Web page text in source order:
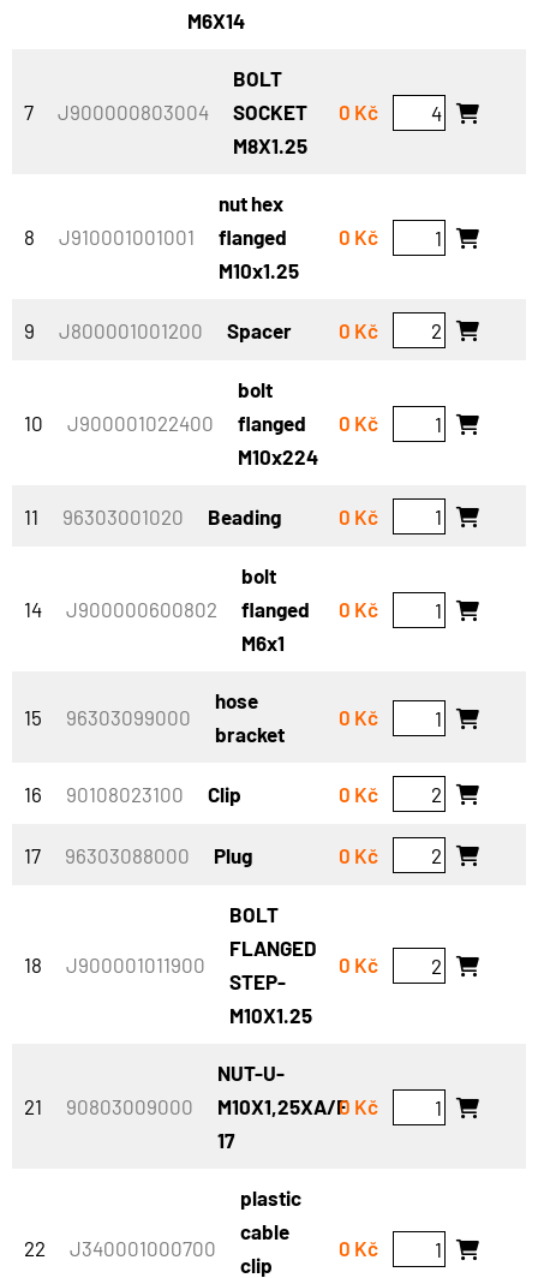
M6X14
7 J900000803004
BOLT
SOCKET
M8X1.25
0 Kč
8 J910001001001
nut hex
flanged
M10x1.25
0 Kč
9 J800001001200 Spacer 0 Kč
10 J900001022400
bolt
flanged
M10x224
0 Kč
11 96303001020 Beading 0 Kč
14 J900000600802
bolt
flanged
M6x1
0 Kč
15 96303099000
hose
bracket
0 Kč
16 90108023100 Clip 0 Kč
17 96303088000 Plug 0 Kč
18 J900001011900
BOLT
FLANGED
STEP-
M10X1.25
0 Kč
21 90803009000
NUT-U-
M10X1,25XA/F
17
0 Kč
22 J340001000700
plastic
cable
clip
0 Kč